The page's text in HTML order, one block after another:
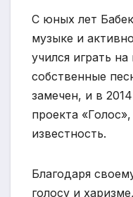
С юных лет
музыке и
учился играть
собственные
замечен, и в
проекта
известность.
Благодаря
голосу и